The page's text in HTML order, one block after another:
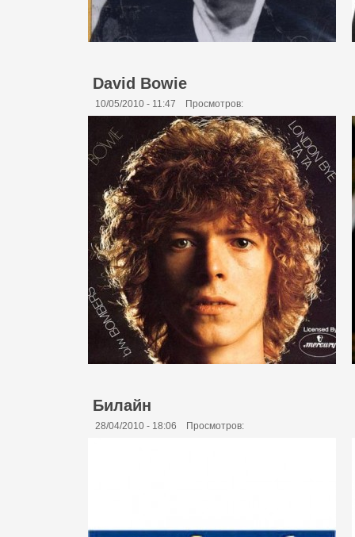
David Bowie
10/05/2010 - 11:47 Просмотров:
Билайн
28/04/2010 - 18:06 Просмотров: